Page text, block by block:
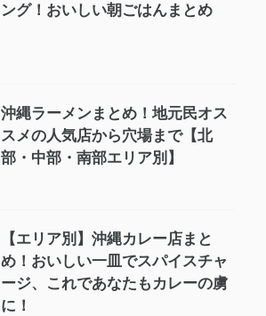
ング！おいしい朝ごはんまとめ
沖縄ラーメンまとめ！地元民オス
スメの人気店から穴場まで【北
部・中部・南部エリア別】
【エリア別】沖縄カレー店まと
め！おいしい一皿でスパイスチャ
ージ、これであなたもカレーの虜
に！